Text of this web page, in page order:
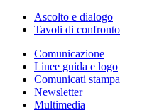
Ascolto e dialogo
Tavoli di confronto
Comunicazione
Linee guida e logo
Comunicati stampa
Newsletter
Multimedia